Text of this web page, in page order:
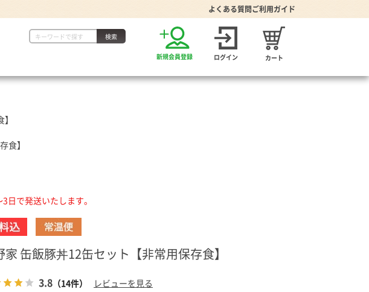
よくある質問ご利用ガイド
漬物・薬味 お得な定期便
とん汁
クホ）
どんぶり・食器
雑貨
方へ
おすすめ
新規会員登録 ログイン カート
食】
日で発送いたします。
家 缶飯豚丼12缶セット【非常用保存食】
3.8 （14件） レビューを見る